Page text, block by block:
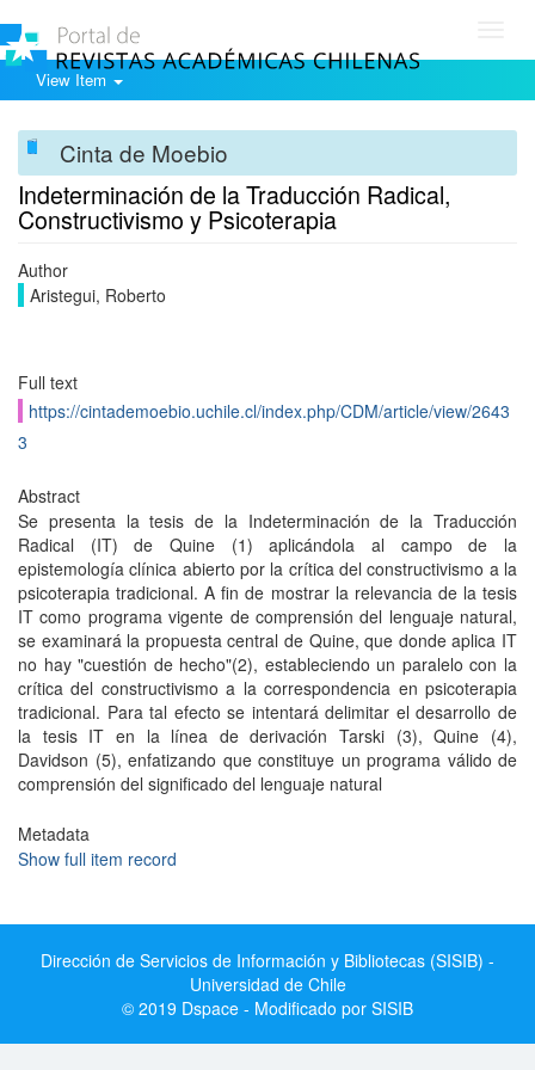
View Item
Cinta de Moebio
Indeterminación de la Traducción Radical,
Constructivismo y Psicoterapia
Author
Aristegui, Roberto
Full text
https://cintademoebio.uchile.cl/index.php/CDM/article/view/2643
3
Abstract
Se presenta la tesis de la Indeterminación de la Traducción
Radical (IT) de Quine (1) aplicándola al campo de la
epistemología clínica abierto por la crítica del constructivismo a la
psicoterapia tradicional. A fin de mostrar la relevancia de la tesis
IT como programa vigente de comprensión del lenguaje natural,
se examinará la propuesta central de Quine, que donde aplica IT
no hay "cuestión de hecho"(2), estableciendo un paralelo con la
crítica del constructivismo a la correspondencia en psicoterapia
tradicional. Para tal efecto se intentará delimitar el desarrollo de
la tesis IT en la línea de derivación Tarski (3), Quine (4),
Davidson (5), enfatizando que constituye un programa válido de
comprensión del significado del lenguaje natural
Metadata
Show full item record
Dirección de Servicios de Información y Bibliotecas (SISIB) -
Universidad de Chile
© 2019 Dspace - Modificado por SISIB